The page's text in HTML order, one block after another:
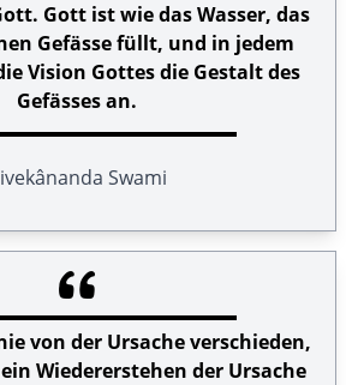
Gott ist wie das Wasser, das
Gefässe füllt, und in jedem
Vision Gottes die Gestalt des
Gefässes an.
Swami
von der Ursache verschieden,
Wiedererstehen der Ursache